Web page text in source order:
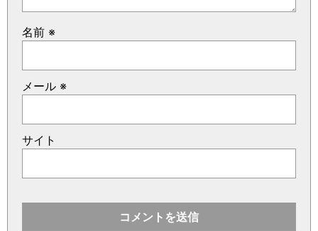
名前 ※
メール ※
サイト